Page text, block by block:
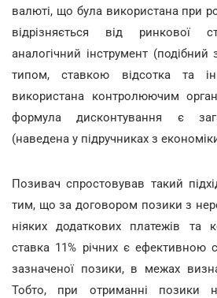
валюті, що була використана при
відрізняється від ринкової
аналогічний інструмент
типом, ставкою відсотка та
використана контролюючим
формула дисконтування є
(наведена у підручниках з
Позивач спростовував такий
тим, що за договором позики з
ніяких додаткових платежів та
ставка 11% річних є ефективною
зазначеної позики, в межах
Тобто, при отриманні позики